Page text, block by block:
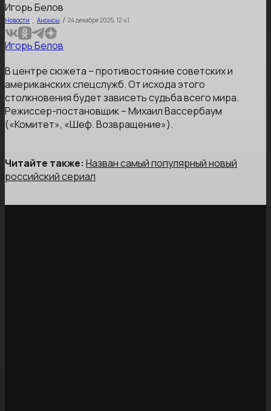
Игорь Белов
Новости , Анонсы / 24 декабря 2025, 12:41
Игорь Белов
В центре сюжета – противостояние советских и
американских спецслужб. От исхода этого
столкновения будет зависеть судьба всего мира.
Режиссер-постановщик – Михаил Вассербаум
(«Комитет», «Шеф. Возвращение»).
Читайте также: Назван самый популярный новый
российский сериал